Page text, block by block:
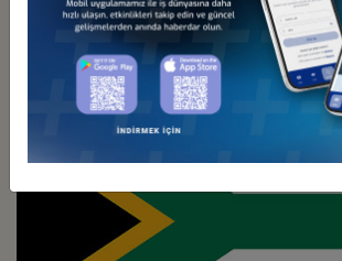
Türkiye - Gine
İş Konseyi